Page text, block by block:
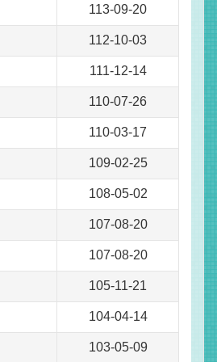
113-09-20
112-10-03
111-12-14
110-07-26
110-03-17
109-02-25
108-05-02
107-08-20
107-08-20
105-11-21
104-04-14
103-05-09